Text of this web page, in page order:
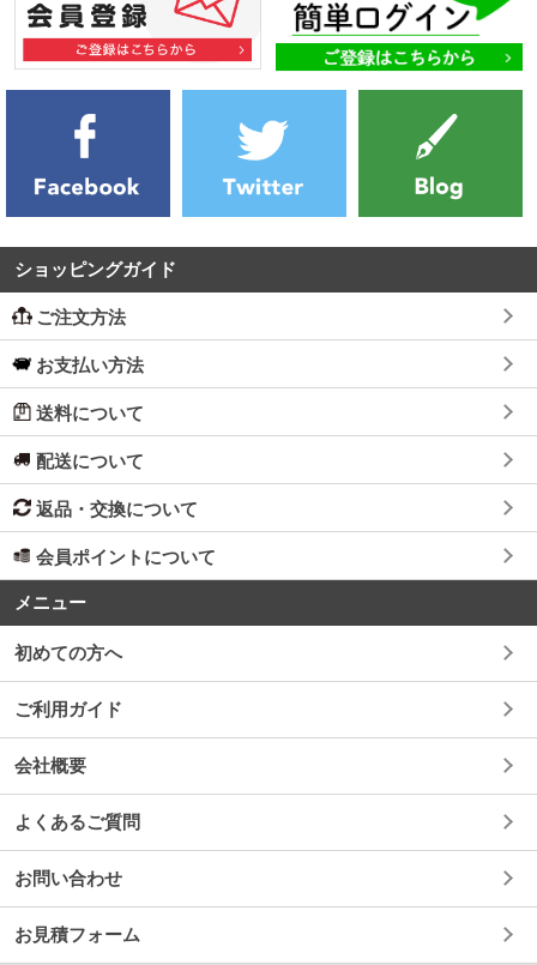
ショッピングガイド
ご注文方法
お支払い方法
送料について
配送について
返品・交換について
会員ポイントについて
メニュー
初めての方へ
ご利用ガイド
会社概要
よくあるご質問
お問い合わせ
お見積フォーム